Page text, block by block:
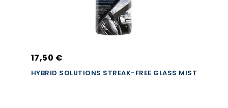
17,50 €
HYBRID SOLUTIONS STREAK-FREE GLASS MIST